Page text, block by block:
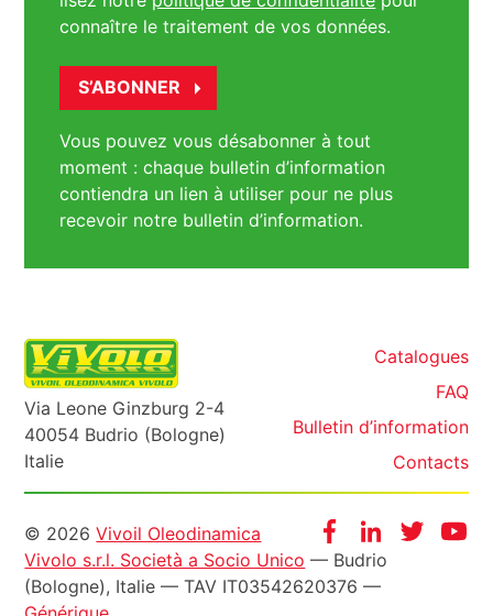
connaître le traitement de vos données.
Vous pouvez vous désabonner à tout
moment : chaque bulletin d’information
contiendra un lien à utiliser pour ne plus
recevoir notre bulletin d’information.
Via Leone Ginzburg 2-4
40054 Budrio (Bologne)
Italie
Catalogues
FAQ
Bulletin d’information
Contacts
FacebookInstagram
Twitter
Informazioni
legali
© 2026Vivoil Oleodinamica
Vivolo s.r.l. Società a Socio Unico — Budrio
(Bologne), Italie — TAV IT03542620376 —